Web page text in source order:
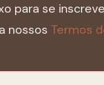
para se
nossos Termos